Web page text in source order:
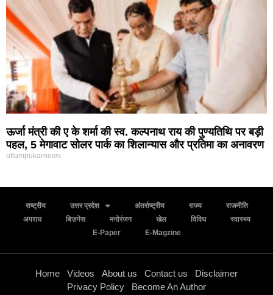
ऊर्जा मंत्री की ए के शर्मा की स्व. कल्पनाथ राय की पुण्यतिथि पर बड़ी
पहल, 5 मेगावाट सोलर पार्क का शिलान्यास और प्रतिमा का अनावरण
uttampukarnews
राष्ट्रीय उत्तर प्रदेश अंतर्राष्ट्रीय राज्य
राजनीति
अपराध
बिज़नेस मनोरंजन खेल विविध
स्वास्थ्य
E-Paper
E-Magzine
Home Videos About us Contact us
Disclaimer
Privacy Policy
Become An Author